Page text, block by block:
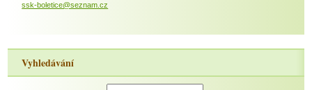
ssk-boletice@seznam.cz
Vyhledávání